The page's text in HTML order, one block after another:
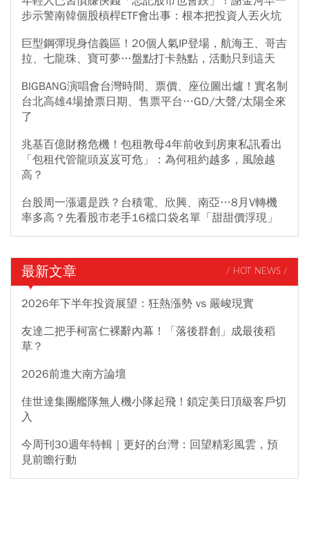
步示警南韓個股槓桿ETF會出事：根本把投資人丟火坑
巨型鋼彈現身信義區！20個人氣IP登場，航海王、哥吉
拉、七龍珠、寶可夢…盤點打卡熱點，活動只到這天
BIGBANG演唱會台灣時間、票價、座位圖出爐！實名制
台北高雄4場搶票日期、售票平台…GD/大聲/太陽全來
了
兆基百億財務危機！包租教母4年前收到房東私訊看出
「包租代管龍頭岌岌可危」：為何租約越多，風險越
高？
台股周一漲還是跌？台積電、欣興、南亞…8月V轉機
率多高？先看股市老手16檔口袋名單「甜甜價浮現」
最新文章 / HOT NEWS /
2026年下半年投資展望：狂熱漲勢 vs 嚴峻現實
友達二把手柯富仁裸辭內幕！「落後群創」成最後稻
草？
2026前進大南方論壇
佳世達集團艦隊無人機小隊起飛！鎖定美日頂級客戶切
入
今周刊30週年特輯｜更好的台灣：回望精彩風雲，預
見前瞻行動